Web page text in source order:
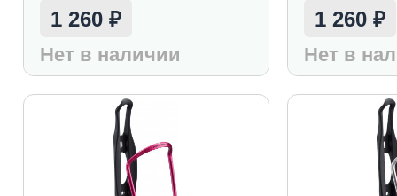
1 260 ₽
Нет в наличии
1 260₽
Нет в